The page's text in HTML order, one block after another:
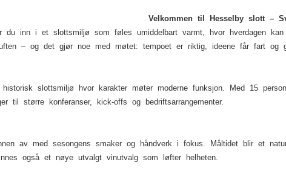
Velkommen til Hesselby slott –
du inn i et slottsmiljø som føles umiddelbart varmt, hvor hverdagen
– og det gjør noe med møtet: tempoet er riktig, ideene får fart og
slottsmiljø hvor karakter møter moderne funksjon. Med 15
til større konferanser, kick-offs og bedriftsarrangementer.
av med sesongens smaker og håndverk i fokus. Måltidet blir et
også et nøye utvalgt vinutvalg som løfter helheten.